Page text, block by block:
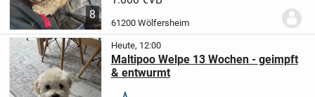
8
Rüde ist beige und die anderen 4 sind
Weibchen
61200 Wölfersheim
Heute, 12:00
Maltipoo Welpe 13 Wochen - geimpft
& entwurmt